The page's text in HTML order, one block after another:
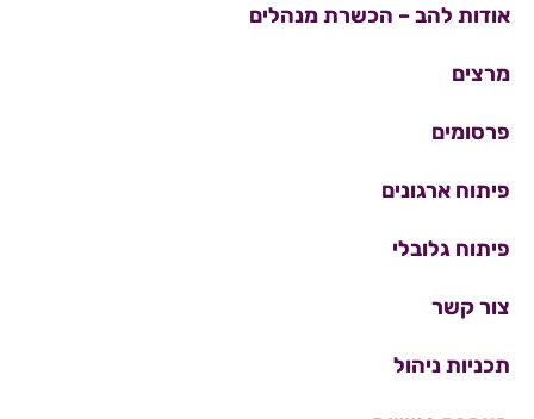
אודות להב – הכשרת מנהלים
מרצים
פרסומים
פיתוח ארגונים
פיתוח גלובלי
צור קשר
תכניות ניהול